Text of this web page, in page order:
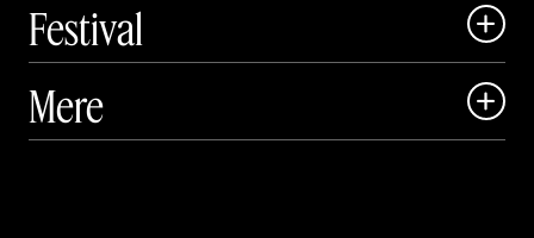
Festival

 Art Matter Festival
Mere 